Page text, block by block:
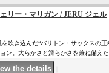
リー・マリガン / JERU ジェル
吹き込んだ“バリトン・サックスの王
ン。大らかさと滑らかさを兼ね備え